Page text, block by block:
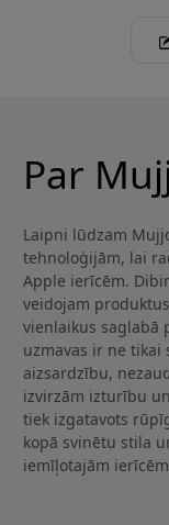
Par
Laipni lūdzam
tehnoloģijām, lai
Apple ierīcēm.
veidojam
vienlaikus saglabā
uzmavas ir ne
aizsardzību,
izvirzām izturību
tiek izgatavots
kopā svinētu stila
iemīļotajām